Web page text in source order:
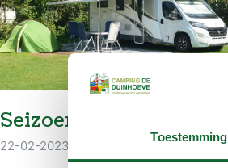
Toestemming
Seizoenplaatsen 2024
22-02-2023